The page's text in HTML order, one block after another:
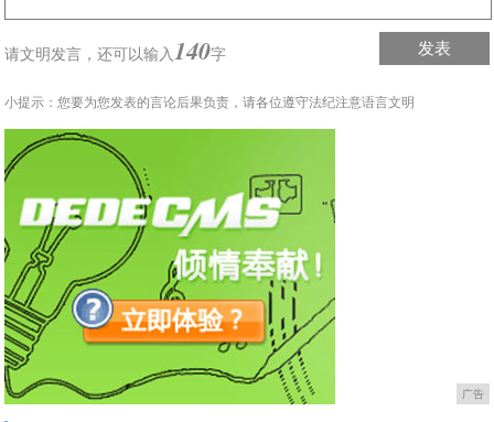
请文明发言，还可以输入 140字 发表
小提示：您要为您发表的言论后果负责，请各位遵守法纪注意语言文明
广告